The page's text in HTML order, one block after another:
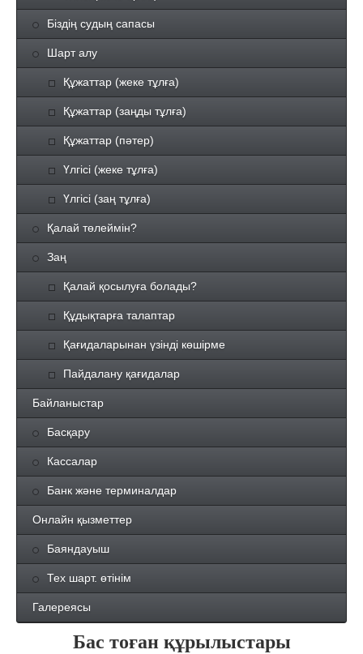
Біздің судың сапасы
Шарт алу
Құжаттар (жеке тұлға)
Құжаттар (заңды тұлға)
Құжаттар (пәтер)
Үлгісі (жеке тұлға)
Үлгісі (заң тұлға)
Қалай төлеймін?
Заң
Қалай қосылуға болады?
Құдықтарға талаптар
Қағидаларынан үзінді көшірме
Пайдалану қағидалар
Байланыстар
Басқару
Кассалар
Банк және терминалдар
Онлайн қызметтер
Баяндауыш
Тех шарт. өтінім
Галереясы
Бас тоған құрылыстары